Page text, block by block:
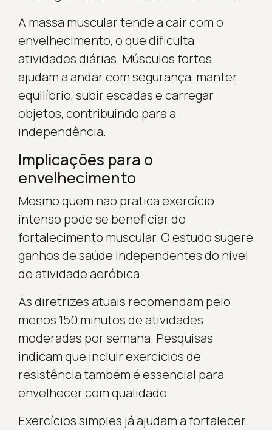
A massa muscular tende a cair com o
envelhecimento, o que dificulta
atividades diárias. Músculos fortes
ajudam a andar com segurança, manter
equilíbrio, subir escadas e carregar
objetos, contribuindo para a
independência.
Implicações para o
envelhecimento
Mesmo quem não pratica exercício
intenso pode se beneficiar do
fortalecimento muscular. O estudo sugere
ganhos de saúde independentes do nível
de atividade aeróbica.
As diretrizes atuais recomendam pelo
menos 150 minutos de atividades
moderadas por semana. Pesquisas
indicam que incluir exercícios de
resistência também é essencial para
envelhecer com qualidade.
Exercícios simples já ajudam a fortalecer.